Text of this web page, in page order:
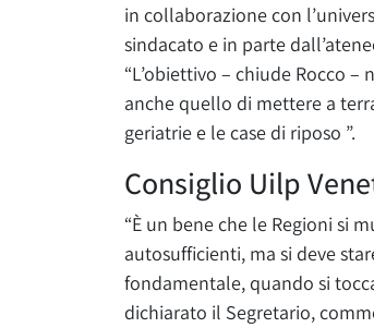
in collaborazione con
sindacato e in parte
“L’obiettivo – chiude Rocco
anche quello di mettere a
geriatrie e le case di riposo ”.
Consiglio Uilp
“È un bene che le Regioni si
autosufficienti, ma si deve
fondamentale, quando si
dichiarato il Segretario,